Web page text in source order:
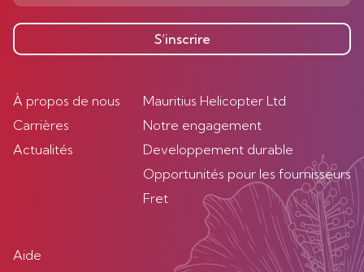
S’inscrire
À propos de nous
Carrières
Actualités
Mauritius Helicopter Ltd
Notre engagement
Developpement durable
Opportunités pour les fournisseurs
Fret
Aide